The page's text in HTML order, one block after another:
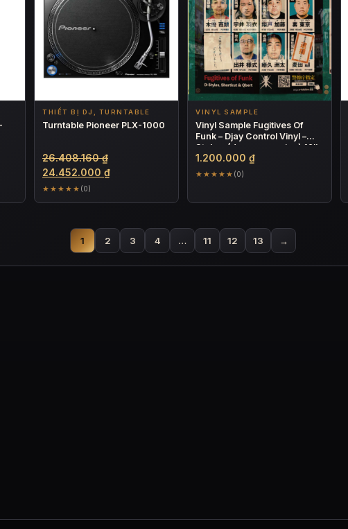
THIẾT BỊ DJ, TURNTABLE
Turntable Pioneer PLX-1000
26.408.160₫Giá
gốc
26.408.160 ₫.
24.452.000 ₫Giá
tại
24.452.000 ₫.
★★★★★ (0)
VINYL SAMPLE
Vinyl Sample Fugitives Of
Funk – Djay Control Vinyl –
Stokyo (Japan pressing) 12″
1.200.000 ₫
★★★★★ (0)
1 2 3 4 … 11 12 13 →